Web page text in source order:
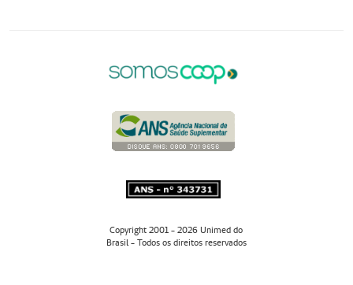
Copyright 2001 - 2026 Unimed do
Brasil - Todos os direitos reservados